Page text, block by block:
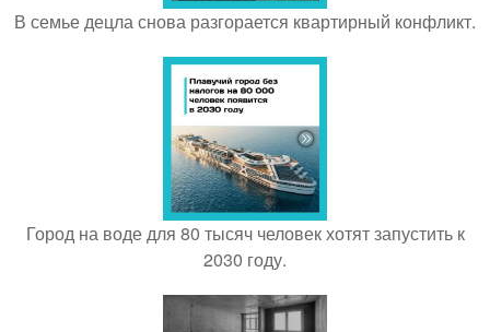
В семье децла снова разгорается квартирный конфликт.
Город на воде для 80 тысяч человек хотят запустить к
2030 году.